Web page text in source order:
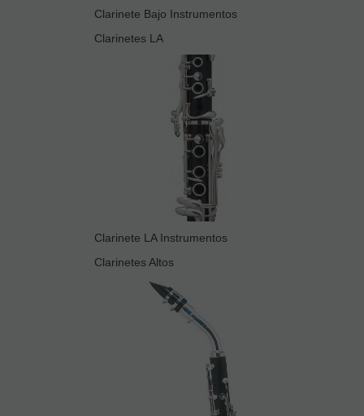
Clarinete Bajo Instrumentos
Clarinetes LA
Clarinete LA Instrumentos
Clarinetes Altos